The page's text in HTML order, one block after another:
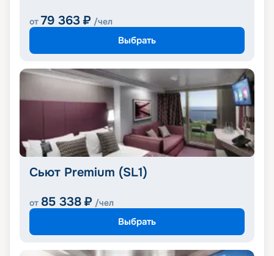
от 79 363 ₽ /чел
Выбрать
Сьют Premium (SL1)
от 85 338 ₽ /чел
Выбрать